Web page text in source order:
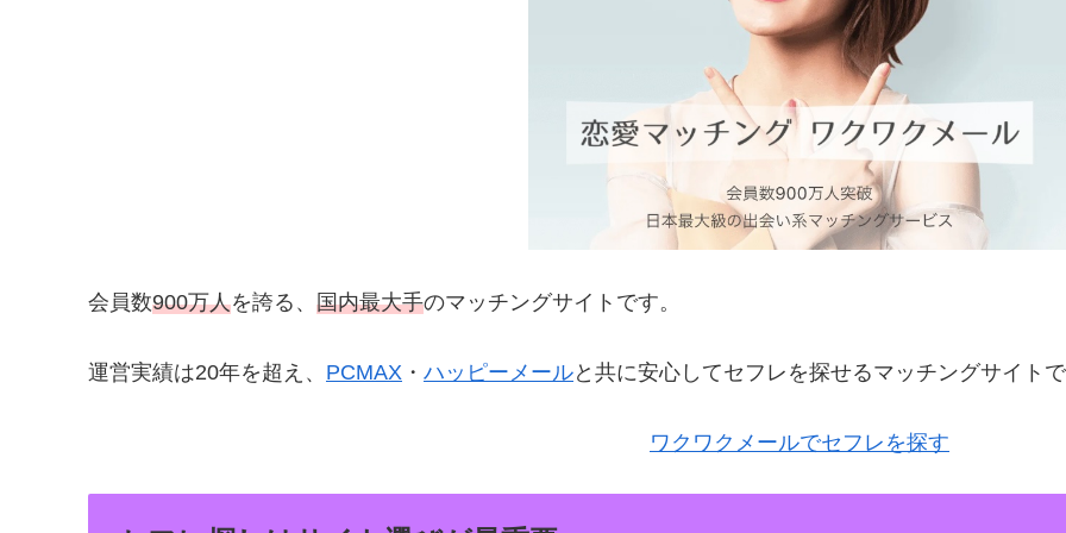
会員数900万人を誇る、 国内最大手のマッチングサイトです。
運営実績は20年を超え、 PCMAX ・ ハッピーメールと共に安心してセフレを探せるマッチングサイト
ワクワクメールでセフレを探す